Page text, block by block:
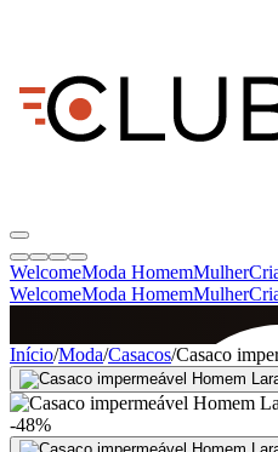
WelcomeModa HomemMulher
WelcomeModa HomemMulher
SINCE 2005
+de 36.000 reviews
Início/Moda/Casacos/Casaco
-48%